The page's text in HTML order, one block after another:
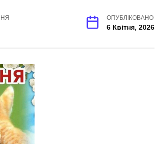
ОПУБЛІКОВАНО
6 Квітня, 2026